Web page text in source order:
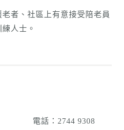
者、社區上有意接受陪老員
練人士。
電話：2744 9308